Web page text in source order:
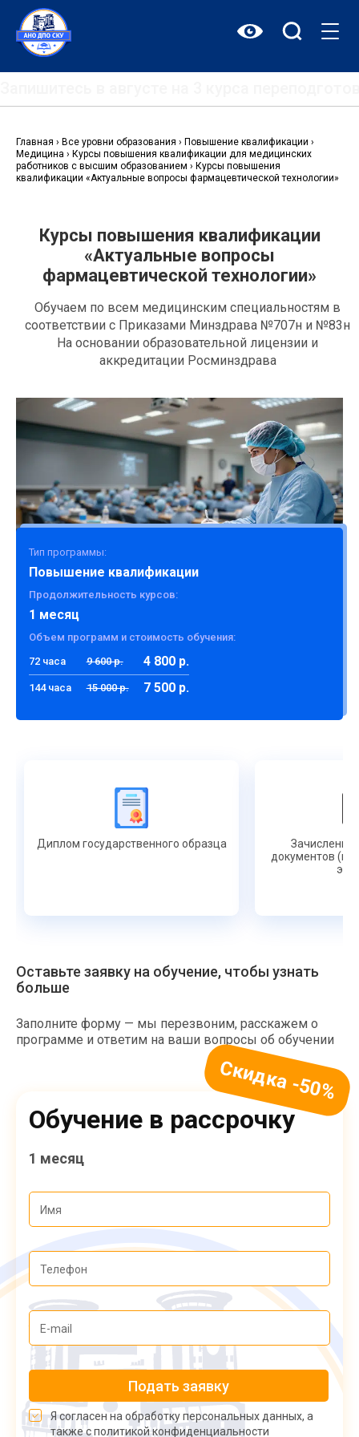
Перейти
содержимому
Главная › Все уровни образования › Повышение квалификации ›
Медицина › Курсы повышения квалификации для медицинских
работников с высшим образованием › Курсы повышения
квалификации «Актуальные вопросы фармацевтической технологии»
Курсы повышения квалификации
«Актуальные вопросы
фармацевтической технологии»
Обучаем по всем медицинским специальностям в
соответствии с Приказами Минздрава №707н и №83н
На основании образовательной лицензии и
аккредитации Росминздрава
Тип программы:
Повышение квалификации
Продолжительность курсов:
1 месяц
Объем программ и стоимость обучения:
72 часа
9 600 р. 4 800 р.
144 часа 15 000 р. 7 500 р.
Диплом государственного образца
Зачисление
документов
эл.
Оставьте заявку на обучение, чтобы узнать
больше
Заполните форму — мы перезвоним, расскажем о
программе и ответим на ваши вопросы об обучении
Обучение в рассрочку
1 месяц
Подать заявку
Я согласен на обработку персональных данных, а
также с политикой конфиденциальности